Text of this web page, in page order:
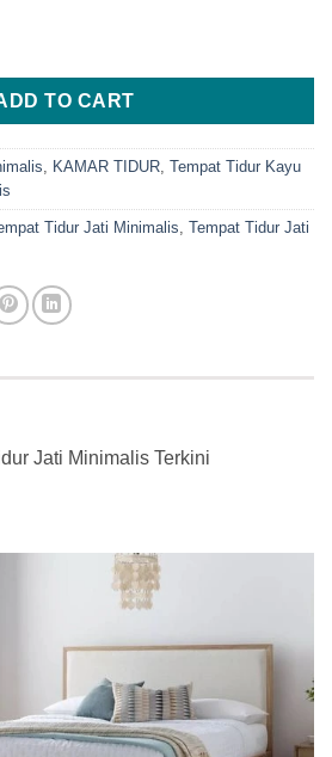
Terkini quantity
TO CART
, KAMAR TIDUR, Tempat Tidur Kayu
Tidur Jati Minimalis, Tempat Tidur Jati
Jati Minimalis Terkini